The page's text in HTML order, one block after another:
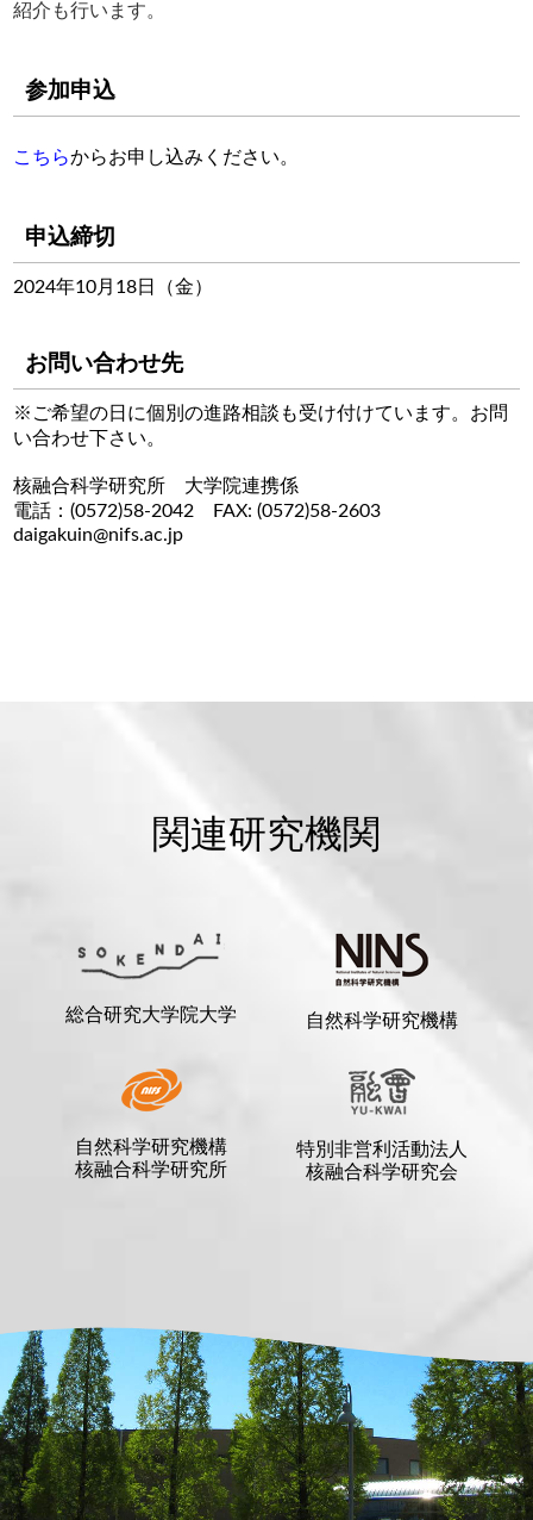
紹介も行います。
参加申込
こちらからお申し込みください。
申込締切
2024年10月18日（金）
お問い合わせ先
※ご希望の日に個別の進路相談も受け付けています。お問
い合わせ下さい。
核融合科学研究所 大学院連携係
電話：(0572)58-2042 FAX: (0572)58-2603
daigakuin@nifs.ac.jp
関連研究機関
総合研究大学院大学 自然科学研究機構
自然科学研究機構
核融合科学研究所
特別非営利活動法人
核融合科学研究会